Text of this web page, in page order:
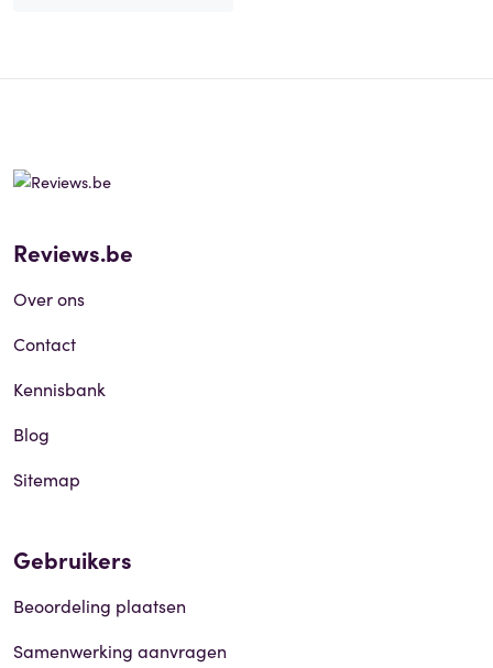
Reviews.be
Over ons
Contact
Kennisbank
Blog
Sitemap
Gebruikers
Beoordeling plaatsen
Samenwerking aanvragen